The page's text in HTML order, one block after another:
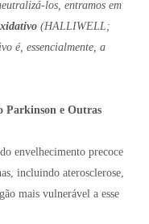
los, entramos em
(HALLIWELL;
é, essencialmente, a
Parkinson e Outras
envelhecimento precoce
incluindo aterosclerose,
mais vulnerável a esse